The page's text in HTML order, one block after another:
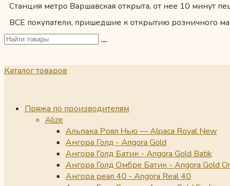
Станция метро Варшавская открыта, от нее 10 минут
ВСЕ покупатели, пришедшие к открытию розничного
Каталог товаров
Пряжа по производителям
Alize
Альпака Роял Нью — Alpaca Royal New
Ангора Голд - Angora Gold
Ангора Голд Батик - Angora Gold Batik
Ангора Голд Омбре Батик - Angora Gold
Ангора реал 40 - Angora Real 40